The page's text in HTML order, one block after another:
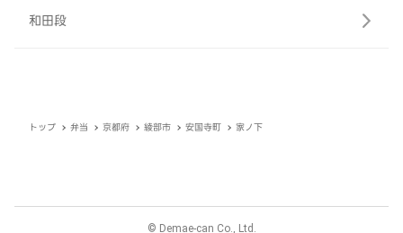
和田段
トップ 弁当 京都府 綾部市 安国寺町 家ノ下
© Demae-can Co., Ltd.